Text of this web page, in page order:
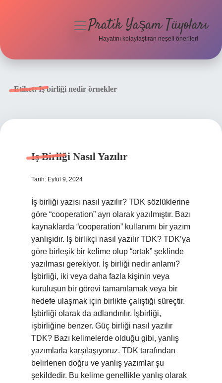
menüyü
Pratik Yaşam Tüyoları
Hayatını kolaylaştıran neşeli öneriler!
Etiket:Iş birliği nedir örnekler
Iş Birliği Nasıl Yazılır
Tarih: Eylül 9, 2024
İş birliği yazısı nasıl yazılır? TDK sözlüklerine
göre “cooperation” ayrı olarak yazılmıştır. Bazı
kaynaklarda “cooperation” kullanımı bir yazım
yanlışıdır. Iş birlikçi nasıl yazılır TDK? TDK’ya
göre birleşik bir kelime olup “ortak” şeklinde
yazılması gerekiyor. İş birliği nedir anlamı?
İşbirliği, iki veya daha fazla kişinin veya
kuruluşun bir görevi tamamlamak veya bir
hedefe ulaşmak için birlikte çalıştığı süreçtir.
İşbirliği olarak da adlandırılır. İşbirliği,
işbirliğine benzer. Güç birliği nasıl yazılır
TDK? Bazı kelimelerde olduğu gibi, yanlış
yazımlarla karşılaşıyoruz. TDK tarafından
belirlenen doğru ve yanlış yazımlar şu
şekildedir. Bu kelime genellikle yanlış olarak